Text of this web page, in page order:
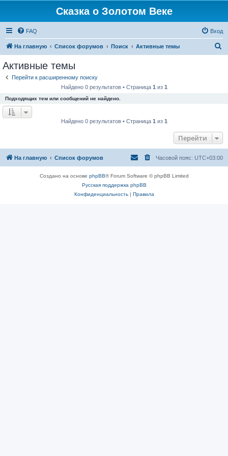
Сказка о Золотом Веке
FAQ Вход
На главную Список форумов Поиск Активные темы
Активные темы
Перейти к расширенному поиску
Найдено 0 результатов • Страница 1 из 1
Подходящих тем или сообщений не найдено.
Найдено 0 результатов • Страница 1 из 1
Перейти
На главную Список форумов Часовой пояс: UTC+03:00
Создано на основе phpBB® Forum Software © phpBB Limited
Русская поддержка phpBB
Конфиденциальность| Правила